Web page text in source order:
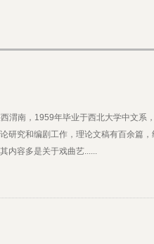
渭南，1959年毕业于西北大学中文系
研究和编剧工作，理论文稿有百余篇
内容多是关于戏曲艺......